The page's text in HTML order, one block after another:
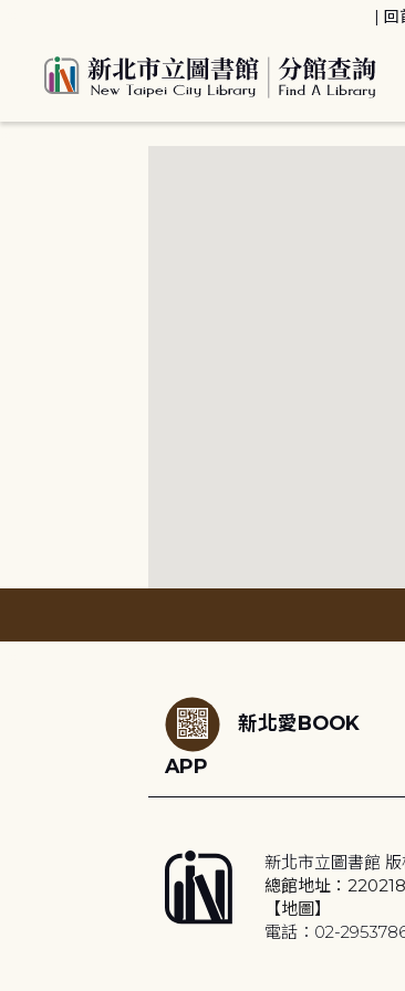
回
新北愛BOOK
APP
新北市立圖書館
總館地址：
【地圖】
電話：02-